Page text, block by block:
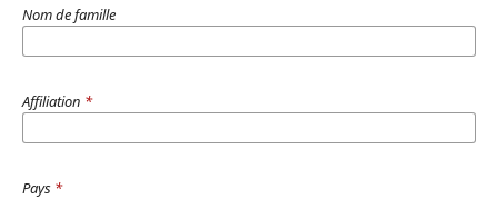
Nom de famille
Affiliation *
Pays *